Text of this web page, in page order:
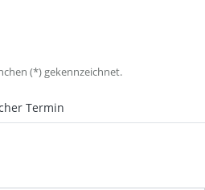
(*) gekennzeichnet.
Termin